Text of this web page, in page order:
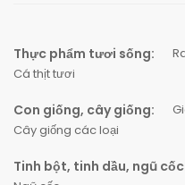
Thực phẩm tươi sống:
Cá thịt tươi
Con giống, cây giống:
Cây giống các loại
Tinh bột, tinh dầu, ngũ